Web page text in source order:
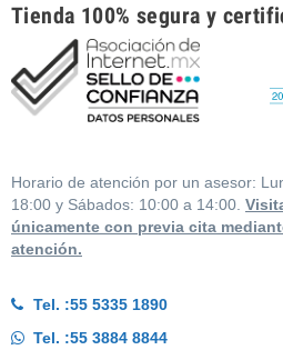
Tienda 100% segura y
Horario de atención por un asesor:
18:00 y Sábados: 10:00 a 14:00.
únicamente con previa cita
atención.
Tel. :55 5335 1890
Tel. :55 3884 8844